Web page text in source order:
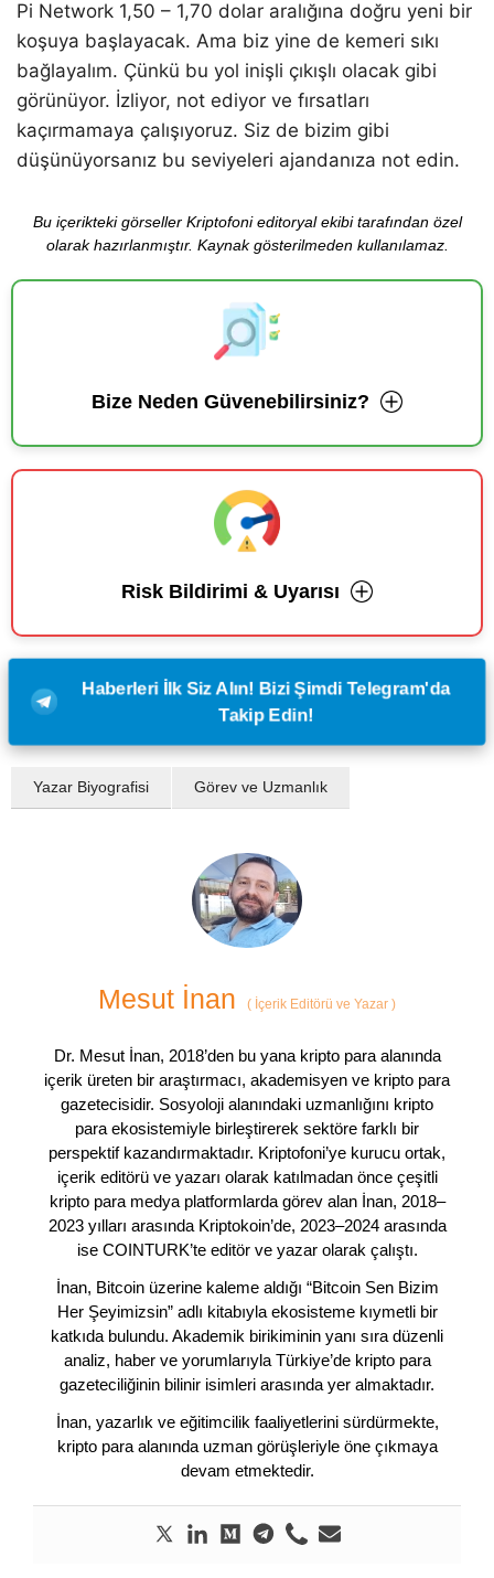
Pi Network 1,50 – 1,70 dolar aralığına doğru yeni bir
koşuya başlayacak. Ama biz yine de kemeri sıkı
bağlayalım. Çünkü bu yol inişli çıkışlı olacak gibi
görünüyor. İzliyor, not ediyor ve fırsatları
kaçırmamaya çalışıyoruz. Siz de bizim gibi
düşünüyorsanız bu seviyeleri ajandanıza not edin.
Bu içerikteki görseller Kriptofoni editoryal ekibi tarafından özel
olarak hazırlanmıştır. Kaynak gösterilmeden kullanılamaz.
Bize Neden Güvenebilirsiniz?
Risk Bildirimi & Uyarısı
Haberleri İlk Siz Alın! Bizi Şimdi Telegram'da
Takip Edin!
Yazar Biyografisi Görev ve Uzmanlık
Mesut İnan ( İçerik Editörü ve Yazar )
Dr. Mesut İnan, 2018’den bu yana kripto para alanında
içerik üreten bir araştırmacı, akademisyen ve kripto para
gazetecisidir. Sosyoloji alanındaki uzmanlığını kripto
para ekosistemiyle birleştirerek sektöre farklı bir
perspektif kazandırmaktadır. Kriptofoni’ye kurucu ortak,
içerik editörü ve yazarı olarak katılmadan önce çeşitli
kripto para medya platformlarda görev alan İnan, 2018–
2023 yılları arasında Kriptokoin’de, 2023–2024 arasında
ise COINTURK’te editör ve yazar olarak çalıştı.
İnan, Bitcoin üzerine kaleme aldığı “Bitcoin Sen Bizim
Her Şeyimizsin” adlı kitabıyla ekosisteme kıymetli bir
katkıda bulundu. Akademik birikiminin yanı sıra düzenli
analiz, haber ve yorumlarıyla Türkiye’de kripto para
gazeteciliğinin bilinir isimleri arasında yer almaktadır.
İnan, yazarlık ve eğitimcilik faaliyetlerini sürdürmekte,
kripto para alanında uzman görüşleriyle öne çıkmaya
devam etmektedir.